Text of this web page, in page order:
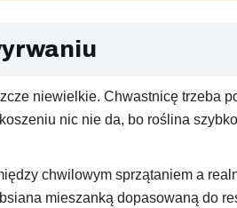
niewielkie. Chwastnicę trzeba
nic nie da, bo roślina
chwilowym sprzątaniem a
mieszanką dopasowaną do